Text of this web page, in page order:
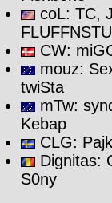
coL: TC,
CW:
mouz:
twiSta
mTw:
Kebap
CLG:
Dignitas:
S0ny